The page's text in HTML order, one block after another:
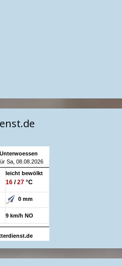
Sa, 08.08.2026
leicht bewölkt
16 /27 °C
0 mm
9 km/h NO